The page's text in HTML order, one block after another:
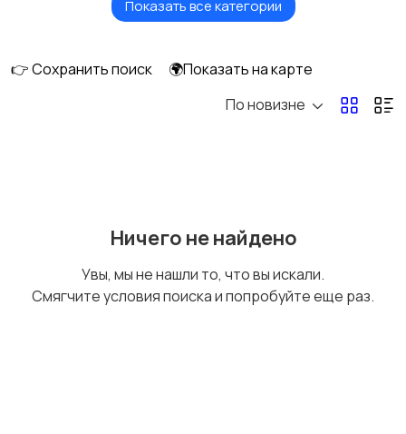
Недвижимость Отдых
Показать все категории
👉 Сохранить поиск
🌍Показать на карте
По новизне
Ничего не найдено
Увы, мы не нашли то, что вы искали.
Смягчите условия поиска и попробуйте еще раз.